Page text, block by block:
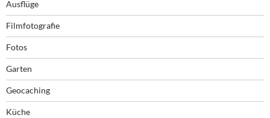
Ausflüge
Filmfotografie
Fotos
Garten
Geocaching
Küche